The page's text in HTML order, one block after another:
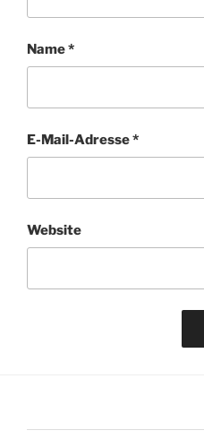
Name*
E-Mail-Adresse*
Website